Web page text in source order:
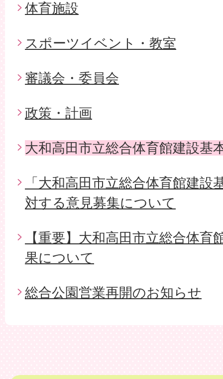
体育施設
スポーツイベント・教室
審議会・委員会
政策・計画
大和高田市立総合体育館建設基
「大和高田市立総合体育館建設
対する意見募集について
【重要】大和高田市立総合体育
果について
総合公園営業再開のお知らせ